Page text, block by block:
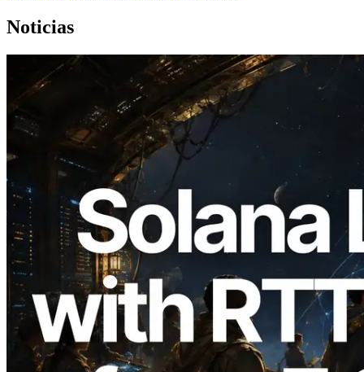
Noticias
2026.08.05
ERPC amplía la Leader Slot API de
Solana con medición de ping desde 7
regiones globales — También se lanza la
Validators Information API